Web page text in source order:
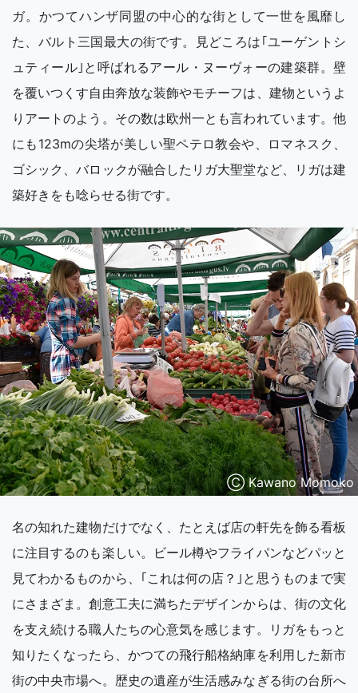
ガ。かつてハンザ同盟の中心的な街として一世を風靡し
た、バルト三国最大の街です。見どころは｢ユーゲントシ
ュティール｣と呼ばれるアール・ヌーヴォーの建築群。壁
を覆いつくす自由奔放な装飾やモチーフは、建物というよ
りアートのよう。その数は欧州一とも言われています。他
にも123mの尖塔が美しい聖ペテロ教会や、ロマネスク、
ゴシック、バロックが融合したリガ大聖堂など、リガは建
築好きをも唸らせる街です。
Ⓒ Kawano Momoko
名の知れた建物だけでなく、たとえば店の軒先を飾る看板
に注目するのも楽しい。ビール樽やフライパンなどパッと
見てわかるものから、｢これは何の店？｣と思うものまで実
にさまざま。創意工夫に満ちたデザインからは、街の文化
を支え続ける職人たちの心意気を感じます。リガをもっと
知りたくなったら、かつての飛行船格納庫を利用した新市
街の中央市場へ。歴史の遺産が生活感みなぎる街の台所へ